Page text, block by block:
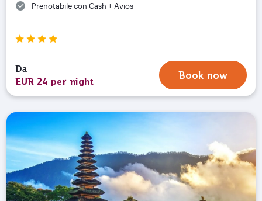
Prenotabile con Cash + Avios
Da
EUR 24 per night
Book now